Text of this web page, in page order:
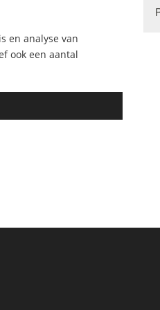
en analyse van
ook een aantal